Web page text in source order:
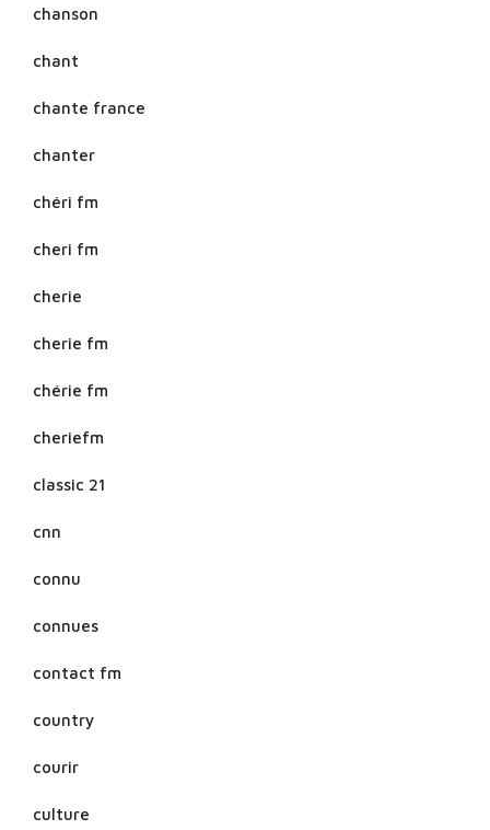
chanson
chant
chante france
chanter
chéri fm
cheri fm
cherie
cherie fm
chérie fm
cheriefm
classic 21
cnn
connu
connues
contact fm
country
courir
culture